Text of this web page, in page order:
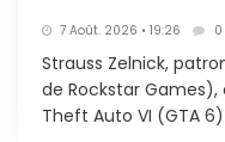
7 Août. 2026 • 19:26 0
Strauss Zelnick,
de Rockstar Games),
Theft Auto VI (GTA 6)